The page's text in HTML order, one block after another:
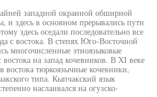
западной окраиной обширной
и здесь в основном прерывались пути
здесь оседали последовательно все
с востока. В степях Юго-Восточной
многочисленные этноязыковые
на запад кочевников. В XI веке
востока тюркоязычные кочевники,
типа. Кыпчакский язык
наслаивался на огузско-